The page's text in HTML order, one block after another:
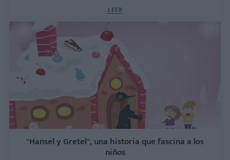
LEER
"Hansel y Gretel", una historia que fascina a los
niños